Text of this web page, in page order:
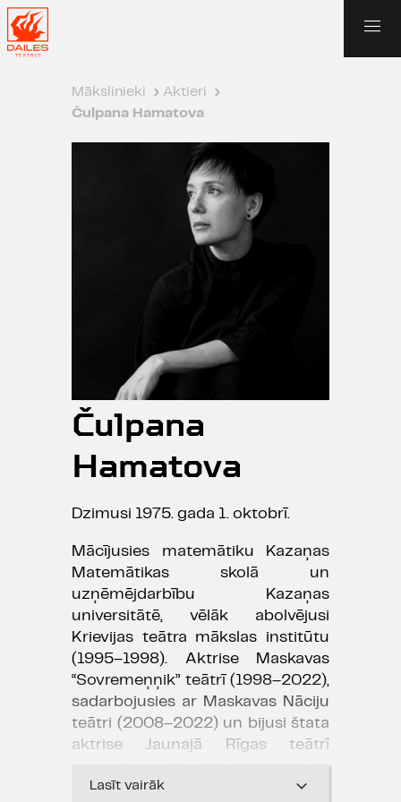
Mākslinieki › Aktieri
›
Čulpana Hamatova
Čulpana
Hamatova
Dzimusi 1975. gada 1. oktobrī.
Mācījusies matemātiku Kazaņas
Matemātikas skolā un
uzņēmējdarbību Kazaņas
universitātē, vēlāk abolvējusi
Krievijas teātra mākslas institūtu
(1995–1998). Aktrise Maskavas
“Sovremeņņik” teātrī (1998–2022),
sadarbojusies ar Maskavas Nāciju
teātri (2008–2022) un bijusi štata
aktrise Jaunajā Rīgas teātrī
mēroga iebrukuma Ukrainā 2022.
Lasīt vairāk